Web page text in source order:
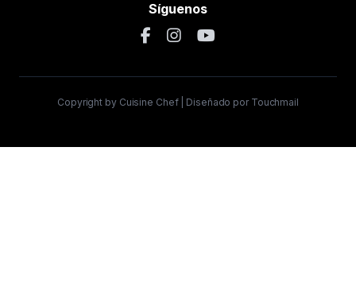
Síguenos
Copyright by Cuisine Chef | Diseñado por Touchmail